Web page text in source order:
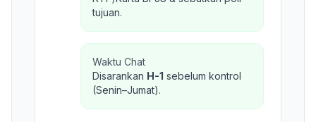
tujuan.
Waktu Chat
Disarankan H-1 sebelum kontrol
(Senin–Jumat).